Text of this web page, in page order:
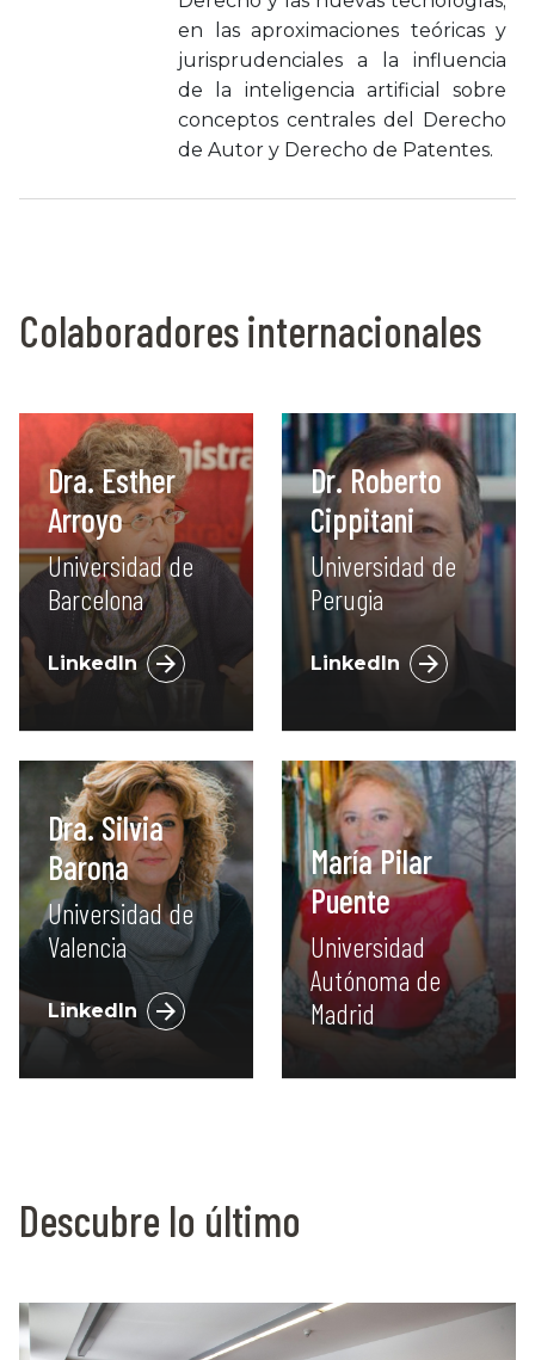
en las aproximaciones teóricas y
jurisprudenciales a la influencia
de la inteligencia artificial sobre
conceptos centrales del Derecho
de Autor y Derecho de Patentes.
Colaboradores internacionales
Dra. Esther
Arroyo
Universidad de
Barcelona
LinkedIn
Dr. Roberto
Cippitani
Universidad de
Perugia
LinkedIn
Dra. Silvia
Barona
Universidad de
Valencia
LinkedIn
María Pilar
Puente
Universidad
Autónoma de
Madrid
Descubre lo último